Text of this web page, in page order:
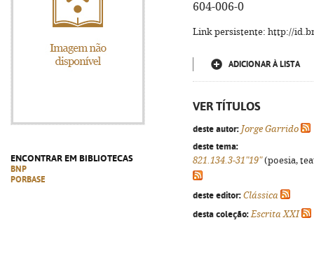
ENCONTRAR EM BIBLIOTECAS
BNP
PORBASE
604-006-0
Link persistente: http://
ADICIONAR À LISTA
VER TÍTULOS
deste autor: Jorge Garrido
deste tema:
821.134.3-31"19"(poesia,
deste editor: Clássica
desta coleção: Escrita XXI